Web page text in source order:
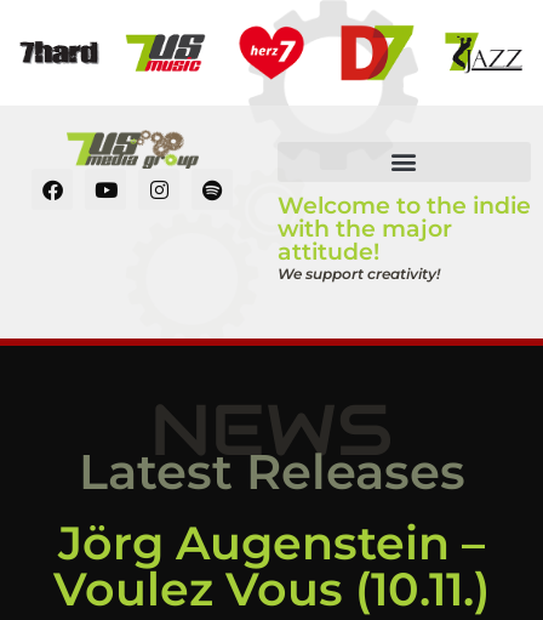
Welcome to the indie
with the major
attitude!
We support creativity!
NEWS
Latest Releases
Jörg Augenstein –
Voulez Vous (10.11.)